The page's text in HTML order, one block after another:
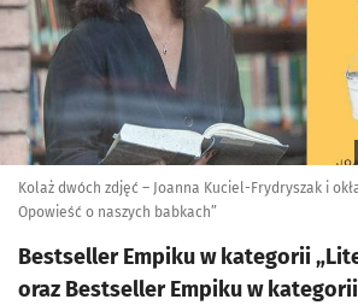
Kolaż dwóch zdjęć – Joanna Kuciel-Frydryszak i
Opowieść o naszych babkach”
Bestseller Empiku w kategorii
oraz Bestseller Empiku w